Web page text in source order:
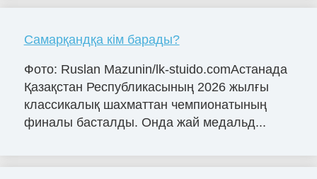
Самарқандқа кім барады?
Фото: Ruslan Mazunin/lk-stuido.comАстанада
Қазақстан Республикасының 2026 жылғы
классикалық шахматтан чемпионатының
финалы басталды. Онда жай медальд...